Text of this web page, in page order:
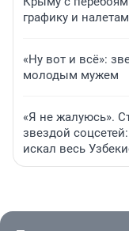
графику и
«Ну вот и всё»:
молодым мужем
«Я не жалуюсь».
звездой
искал весь